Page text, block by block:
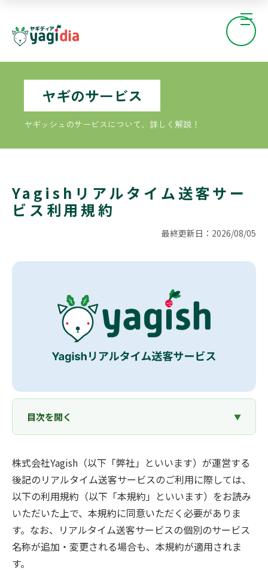
ヤギのサービス
ヤギッシュのサービスについて、詳しく解説！
Yagishリアルタイム送客サー
ビス利用規約
最終更新日：2026/08/05
目次を開く
株式会社Yagish（以下「弊社」といいます）が運営する
後記のリアルタイム送客サービスのご利用に際しては、
以下の利用規約（以下「本規約」といいます）をお読み
いただいた上で、本規約に同意いただく必要がありま
す。なお、リアルタイム送客サービスの個別のサービス
名称が追加・変更される場合も、本規約が適用されま
す。